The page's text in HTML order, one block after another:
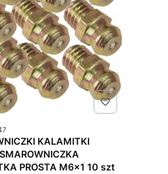
KALAMITKI
PROSTA M6x1 10 szt